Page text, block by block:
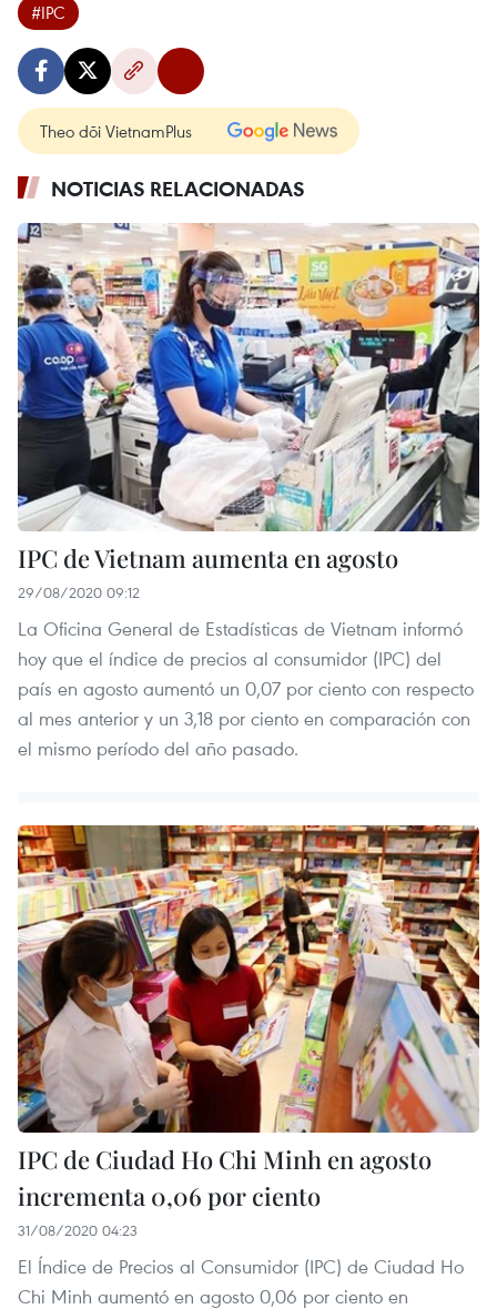
#IPC
Theo dõi VietnamPlus
NOTICIAS RELACIONADAS
IPC de Vietnam aumenta en agosto
29/08/2020 09:12
La Oficina General de Estadísticas de Vietnam informó
hoy que el índice de precios al consumidor (IPC) del
país en agosto aumentó un 0,07 por ciento con respecto
al mes anterior y un 3,18 por ciento en comparación con
el mismo período del año pasado.
IPC de Ciudad Ho Chi Minh en agosto
incrementa 0,06 por ciento
31/08/2020 04:23
El Índice de Precios al Consumidor (IPC) de Ciudad Ho
Chi Minh aumentó en agosto 0,06 por ciento en